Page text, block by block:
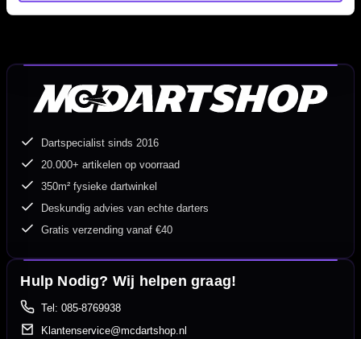
Dartspecialist sinds 2016
20.000+ artikelen op voorraad
350m² fysieke dartwinkel
Deskundig advies van echte darters
Gratis verzending vanaf €40
Hulp Nodig? Wij helpen graag!
Tel: 085-8769938
Klantenservice@mcdartshop.nl